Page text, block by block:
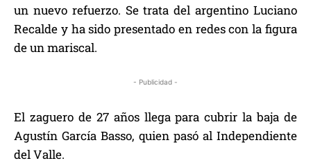
un nuevo refuerzo. Se trata del argentino Luciano
Recalde y ha sido presentado en redes con la figura
de un mariscal.
- Publicidad -
El zaguero de 27 años llega para cubrir la baja de
Agustín García Basso, quien pasó al Independiente
del Valle.